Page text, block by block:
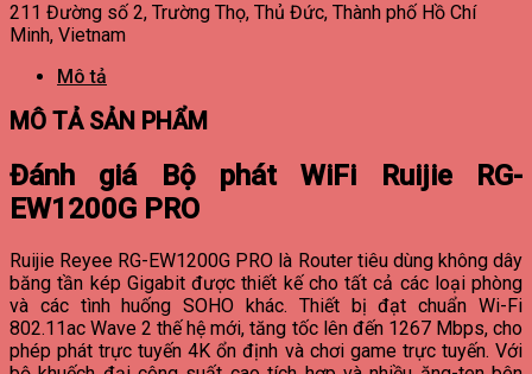
211 Đường số 2, Trường Thọ, Thủ Đức, Thành phố Hồ Chí
Minh, Vietnam
Mô tả
MÔ TẢ SẢN PHẨM
Đánh giá Bộ phát WiFi Ruijie RG-
EW1200G PRO
Ruijie Reyee RG-EW1200G PRO là Router tiêu dùng không dây
băng tần kép Gigabit được thiết kế cho tất cả các loại phòng
và các tình huống SOHO khác. Thiết bị đạt chuẩn Wi-Fi
802.11ac Wave 2 thế hệ mới, tăng tốc lên đến 1267 Mbps, cho
phép phát trực tuyến 4K ổn định và chơi game trực tuyến. Với